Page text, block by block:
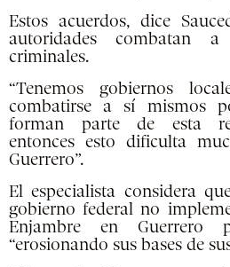
Estos acuerdos, dice
autoridades combatan a
criminales.
“Tenemos gobiernos
combatirse a sí mismos
forman parte de esta
entonces esto dificulta
Guerrero”.
El especialista considera
gobierno federal no
Enjambre en Guerrero
“erosionando sus bases de